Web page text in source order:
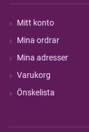
Mitt konto
Mina ordrar
Mina adresser
Varukorg
Önskelista